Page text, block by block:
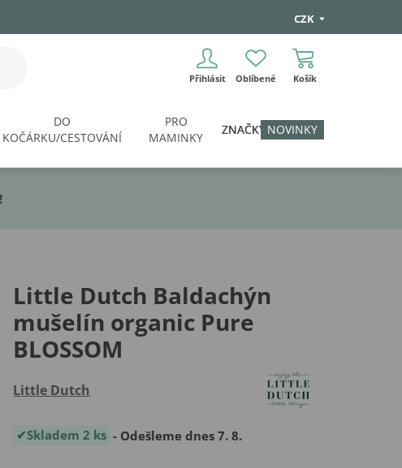
CZK
Přihlásit Oblíbené Košík
DO
KOČÁRKU/CESTOVÁNÍ
PRO
MAMINKY
ZNAČKY NOVINKY
Little Dutch Baldachýn
mušelín organic Pure
BLOSSOM
Little Dutch
Skladem 2 ks - Odešleme dnes 7. 8.